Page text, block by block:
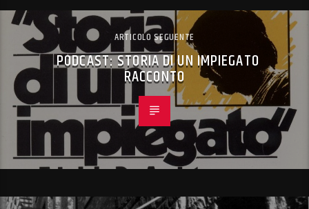
ARTICOLO SEGUENTE
PODCAST: STORIA DI UN IMPIEGATO
RACCONTO